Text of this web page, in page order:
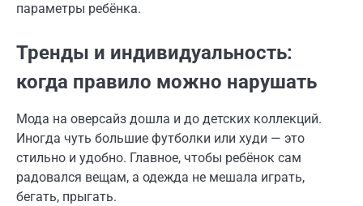
параметры ребёнка.
Тренды и индивидуальность:
когда правило можно нарушать
Мода на оверсайз дошла и до детских коллекций.
Иногда чуть большие футболки или худи — это
стильно и удобно. Главное, чтобы ребёнок сам
радовался вещам, а одежда не мешала играть,
бегать, прыгать.